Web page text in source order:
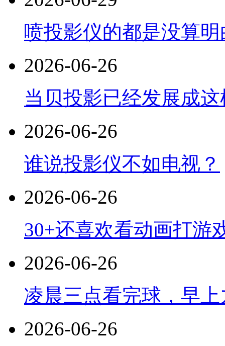
喷投影仪的都是没算
2026-06-26
当贝投影已经发展成
2026-06-26
谁说投影仪不如电视？
2026-06-26
30+还喜欢看动画打游
2026-06-26
凌晨三点看完球，早
2026-06-26